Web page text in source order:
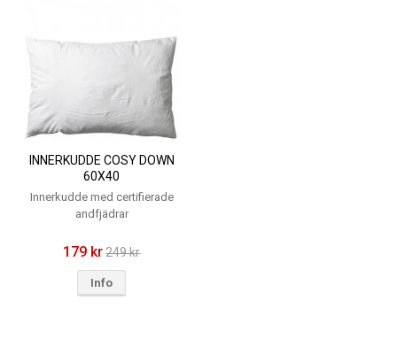
INNERKUDDE COSY DOWN
60X40
Innerkudde med certifierade
andfjädrar
179 kr 249 kr
Info